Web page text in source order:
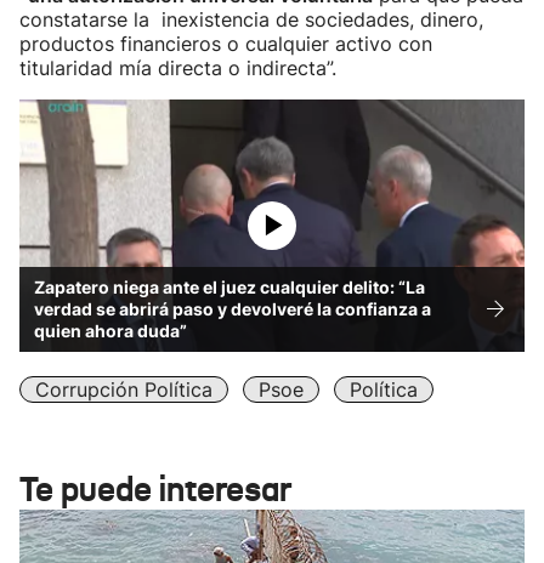
constatarse la inexistencia de sociedades, dinero,
productos financieros o cualquier activo con
titularidad mía directa o indirecta”.
Zapatero niega ante el juez cualquier delito: “La
verdad se abrirá paso y devolveré la confianza a
quien ahora duda”
Corrupción Política Psoe Política
Te puede interesar